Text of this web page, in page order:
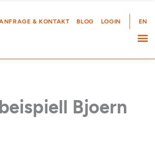
& KONTAKT BLOG LOGIN EN
Bjoern